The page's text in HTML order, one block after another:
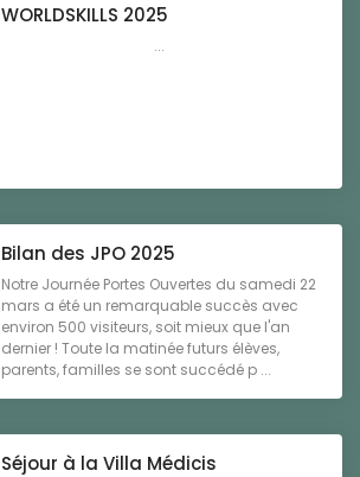
WORLDSKILLS 2025
...
Bilan des JPO 2025
Notre Journée Portes Ouvertes du samedi 22
mars a été un remarquable succès avec
environ 500 visiteurs, soit mieux que l'an
dernier ! Toute la matinée futurs élèves,
parents, familles se sont succédé p ...
Séjour à la Villa Médicis